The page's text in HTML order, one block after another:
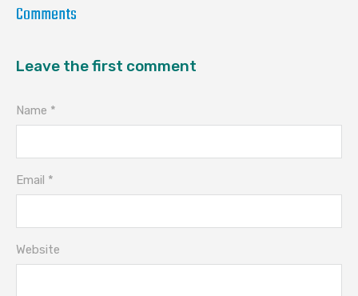
Comments
Leave the first comment
Name *
Email *
Website